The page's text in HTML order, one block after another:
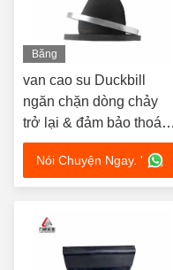
Băng
van cao su Duckbill
ngăn chặn dòng chảy
trở lại & đảm bảo thoát
nước trơn tru trực tuyến
Nói Chuyện Ngay. '